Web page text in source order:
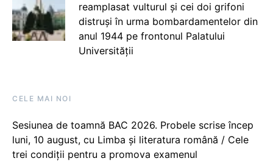
reamplasat vulturul și cei doi grifoni
distruși în urma bombardamentelor din
anul 1944 pe frontonul Palatului
Universității
CELE MAI NOI
Sesiunea de toamnă BAC 2026. Probele scrise încep
luni, 10 august, cu Limba și literatura română / Cele
trei condiții pentru a promova examenul